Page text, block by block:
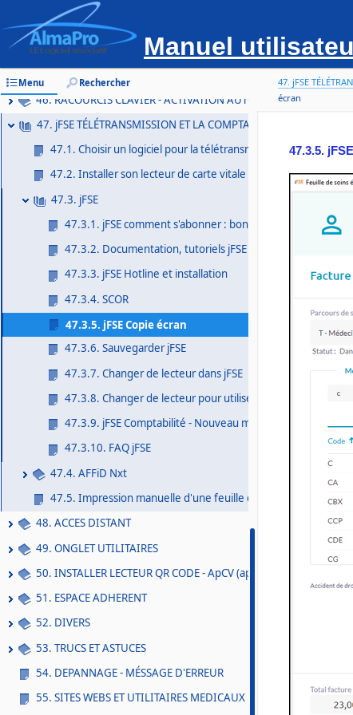
Manuel
Menu Rechercher
43. AGENDA ET LA GESTION DES TOURNEES
44. CERFADOC
45. OMNIDOC
46. RACOURCIS CLAVIER - ACTIVATION AUTOMATIQUE
47. jFSE TÉLÉTRANSMISSION ET LA COMPTABILITÉ des FSE : jFSE
47.1. Choisir un logiciel pour la télétransmission : jFSE,
47.2. Installer son lecteur de carte vitale et CPS dans AlmaPro
47.3. jFSE
47.3.1. jFSE comment s'abonner : bon de commande
47.3.2. Documentation, tutoriels jFSE
47.3.3. jFSE Hotline et installation
47.3.4. SCOR
47.3.5. jFSE Copie écran
47.3.6. Sauvegarder jFSE
47.3.7. Changer de lecteur dans jFSE
47.3.8. Changer de lecteur pour utiliser l'ApCV
47.3.9. jFSE Comptabilité - Nouveau module en phase de
47.3.10. FAQ jFSE
47.4. AFFiD Nxt
47.5. Impression manuelle d'une feuille de soins papier
48. ACCES DISTANT
49. ONGLET UTILITAIRES
50. INSTALLER LECTEUR QR CODE - ApCV (application carte vitale) -
51. ESPACE ADHERENT
52. DIVERS
53. TRUCS ET ASTUCES
54. DEPANNAGE - MÉSSAGE D'ERREUR
55. SITES WEBS ET UTILITAIRES MEDICAUX
47. jFSE
écran
47.3.5.